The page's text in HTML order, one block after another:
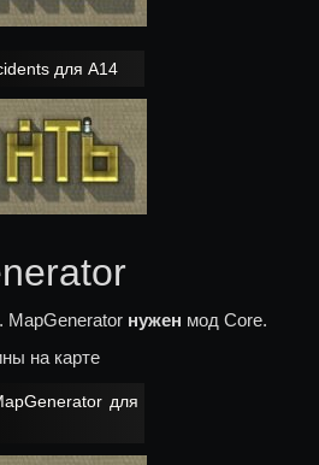
для A14
нужен мод Core.
на карте
для